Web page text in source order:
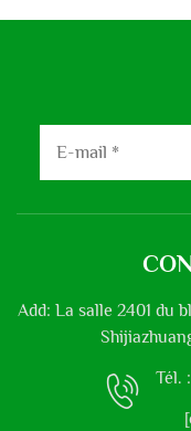
Add: La salle 2401 du
Tél. :